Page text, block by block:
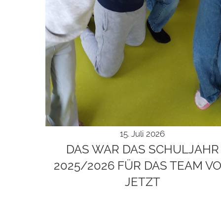
15. Juli 2026
DAS WAR DAS SCHUL­JAHR
2025/2026 FÜR DAS TEAM
JETZT